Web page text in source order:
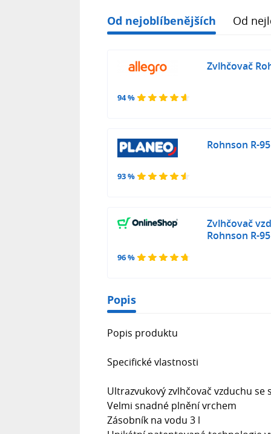
Od nejoblíbenějších Od
94 %
Zvlhčovač
93 %
Rohnson R-
96 %
Zvlhčovač
Rohnson R-
Popis
Popis produktu
Specifické vlastnosti
Ultrazvukový zvlhčovač vzduchu
Velmi snadné plnění vrchem
Zásobník na vodu 3 l